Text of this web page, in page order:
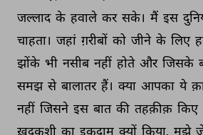
जल्लाद के हवाले कर सके। मैं इस
चाहता। जहां ग़रीबों को जीने के लिए
झोंके भी नसीब नहीं होते और जिसके
समझ से बालातर हैं। क्या आपका ये
नहीं जिसने इस बात की तहक़ीक़ किए
ख़ुदकुशी का इक़दाम क्यों किया, मुझे